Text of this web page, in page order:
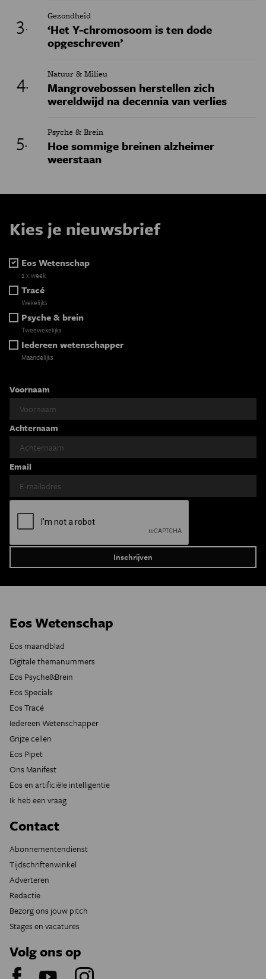
Gezondheid
‘Het Y-chromosoom is ten dode
opgeschreven’
Natuur & Milieu
Mangrovebossen herstellen zich
wereldwijd na decennia van verlies
Psyche & Brein
Hoe sommige breinen alzheimer
weerstaan
Kies je nieuwsbrief
Eos Wetenschap
2 x week
Tracé
Wekelijks
Psyche & brein
Tweewekelijks
Iedereen wetenschapper
Maandelijks
Voornaam
Achternaam
Email
Eos Wetenschap
Eos maandblad
Digitale themanummers
Eos Psyche&Brein
Eos Specials
Eos Tracé
Iedereen Wetenschapper
Grijze cellen
Eos Pipet
Ons Manifest
Eos en artificiële intelligentie
Ik heb een vraag
Contact
Abonnementendienst
Tijdschriftenwinkel
Adverteren
Redactie
Bezorg ons jouw pitch
Stages en vacatures
Volg ons op